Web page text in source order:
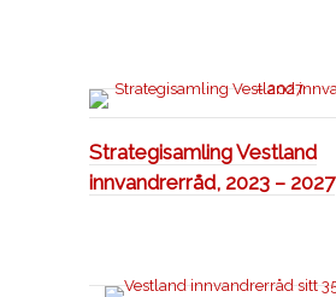
Strategisamling Vestland
innvandrerråd, 2023 – 2027